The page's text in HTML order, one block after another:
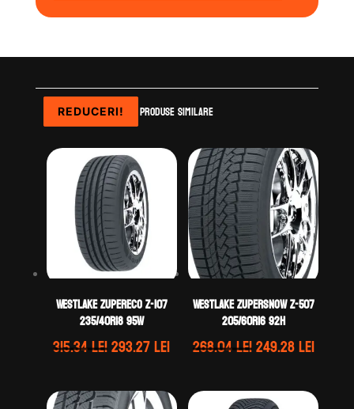
Produse similare
REDUCERI!
WestLake ZUPERECO Z-107
235/40R18 95W
315.34leiPrețul
a
293.27leiPrețul
este:
REDUCERI!
WestLake ZUPERSNOW Z-507
205/60R16 92H
268.04leiPrețul
a
249.28leiPrețul
este:
REDUCERI!
REDUCERI!